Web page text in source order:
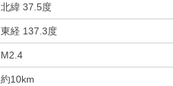
北緯 37.5度
東経 137.3度
M2.4
約10km